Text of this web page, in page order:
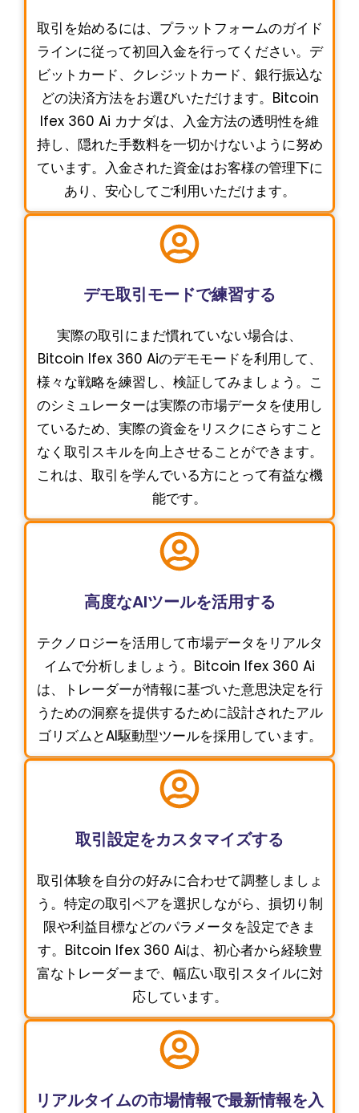
取引を始めるには、プラットフォームのガイド
ラインに従って初回入金を行ってください。デ
ビットカード、クレジットカード、銀行振込な
どの決済方法をお選びいただけます。Bitcoin
Ifex 360 Ai カナダは、入金方法の透明性を維
持し、隠れた手数料を一切かけないように努め
ています。入金された資金はお客様の管理下に
あり、安心してご利用いただけます。
デモ取引モードで練習する
実際の取引にまだ慣れていない場合は、
Bitcoin Ifex 360 Aiのデモモードを利用して、
様々な戦略を練習し、検証してみましょう。こ
のシミュレーターは実際の市場データを使用し
ているため、実際の資金をリスクにさらすこと
なく取引スキルを向上させることができます。
これは、取引を学んでいる方にとって有益な機
能です。
高度なAIツールを活用する
テクノロジーを活用して市場データをリアルタ
イムで分析しましょう。Bitcoin Ifex 360 Ai
は、トレーダーが情報に基づいた意思決定を行
うための洞察を提供するために設計されたアル
ゴリズムとAI駆動型ツールを採用しています。
取引設定をカスタマイズする
取引体験を自分の好みに合わせて調整しましょ
う。特定の取引ペアを選択しながら、損切り制
限や利益目標などのパラメータを設定できま
す。Bitcoin Ifex 360 Aiは、初心者から経験豊
富なトレーダーまで、幅広い取引スタイルに対
応しています。
リアルタイムの市場情報で最新情報を入